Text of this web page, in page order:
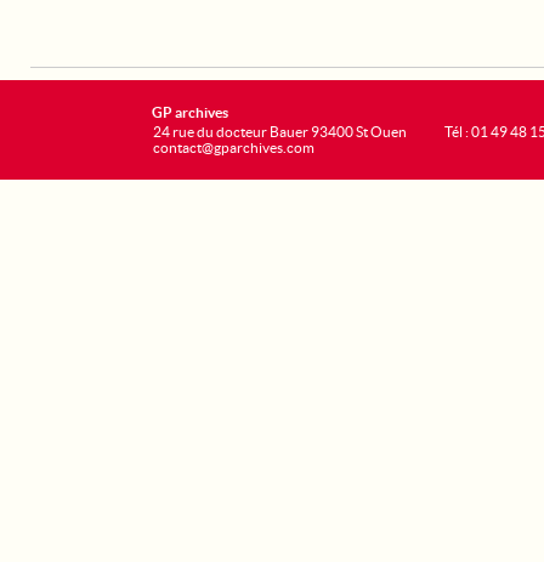
GP archives
24 rue du docteur Bauer 93400 St Ouen
contact@gparchives.com
Tél : 01 49 48